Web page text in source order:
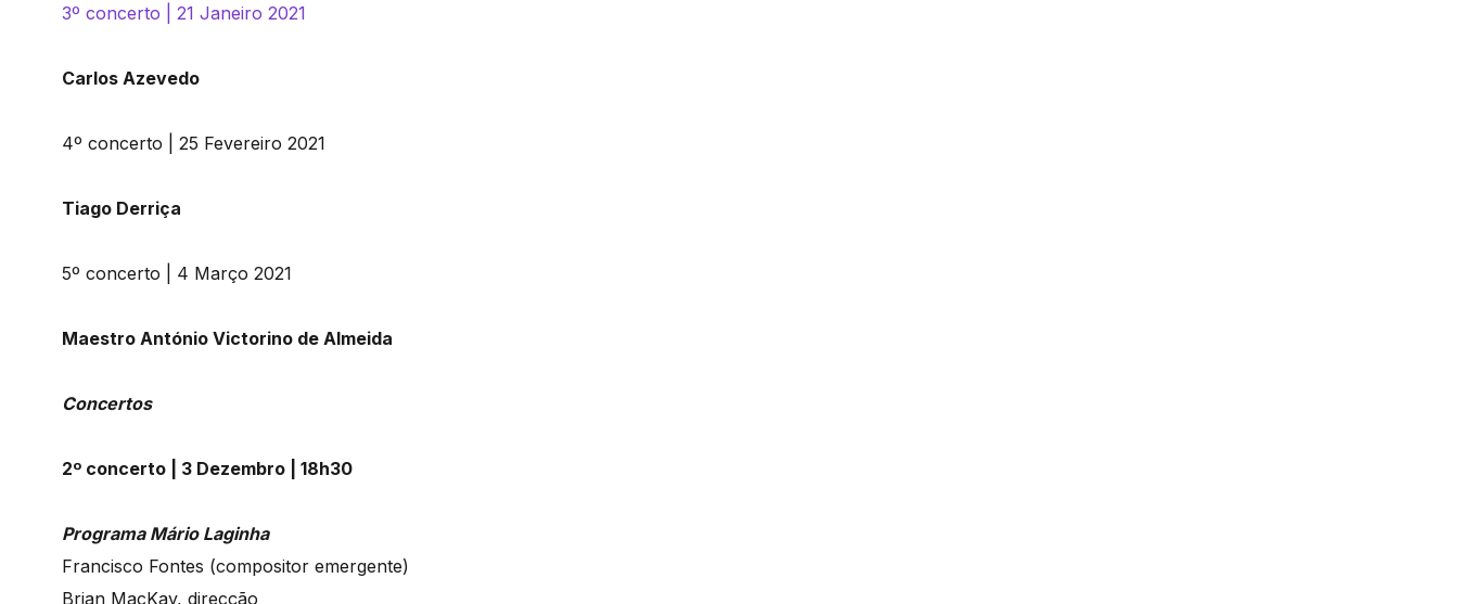
3º concerto | 21 Janeiro 2021
Carlos Azevedo
4º concerto | 25 Fevereiro 2021
Tiago Derriça
5º concerto | 4 Março 2021
Maestro António Victorino de Almeida
Concertos
2º concerto | 3 Dezembro | 18h30
Programa Mário Laginha
Francisco Fontes (compositor emergente)
Brian MacKay, direcção